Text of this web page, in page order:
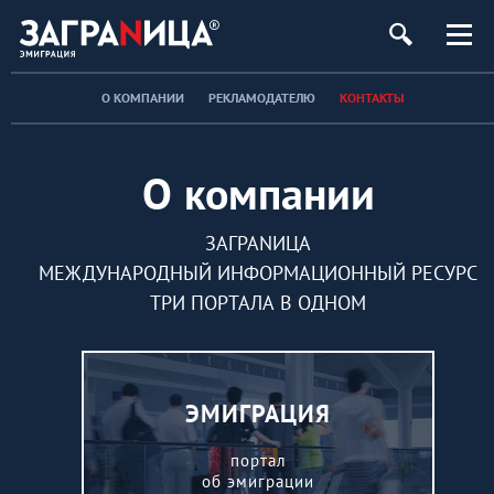
О КОМПАНИИ РЕКЛАМОДАТЕЛЮ КОНТАКТЫ
О компании
ЗАГРАNИЦА
МЕЖДУНАРОДНЫЙ ИНФОРМАЦИОННЫЙ РЕСУРС
ТРИ ПОРТАЛА В ОДНОМ
ЭМИГРАЦИЯ
портал
об эмиграции